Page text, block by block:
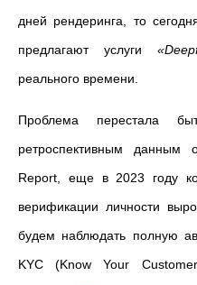
дней рендеринга, то
предлагают услуги
реального времени.
Проблема перестала
ретроспективным данным
Report, еще в 2023 году
верификации личности
будем наблюдать полную
KYC (Know Your